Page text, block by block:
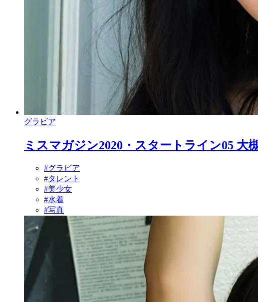
グラビア
ミスマガジン2020・スタートライン05 大
#グラビア
#タレント
#美少女
#水着
#写真